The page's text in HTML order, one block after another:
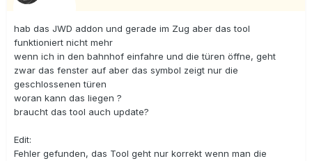
hab das JWD addon und gerade im Zug aber das tool
funktioniert nicht mehr
wenn ich in den bahnhof einfahre und die türen öffne, geht
zwar das fenster auf aber das symbol zeigt nur die
geschlossenen türen
woran kann das liegen ?
braucht das tool auch update?
Edit:
Fehler gefunden, das Tool geht nur korrekt wenn man die